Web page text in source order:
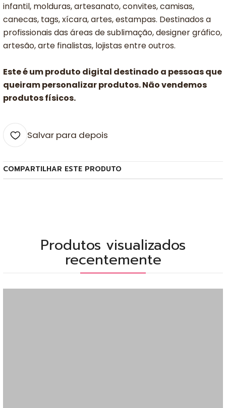
infantil, molduras, artesanato, convites, camisas,
canecas, tags, xícara, artes, estampas. Destinados a
profissionais das áreas de sublimação, designer gráfico,
artesão, arte finalistas, lojistas entre outros.
Este é um produto digital destinado a pessoas que
queiram personalizar produtos. Não vendemos
produtos físicos.
Salvar para depois
COMPARTILHAR ESTE PRODUTO
Produtos visualizados
recentemente